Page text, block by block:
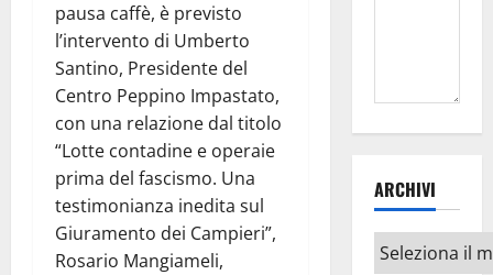
pausa caffè, è previsto
l’intervento di Umberto
Santino, Presidente del
Centro Peppino Impastato,
con una relazione dal titolo
“Lotte contadine e operaie
prima del fascismo. Una
testimonianza inedita sul
Giuramento dei Campieri”,
Rosario Mangiameli,
ARCHIVI
Archivi